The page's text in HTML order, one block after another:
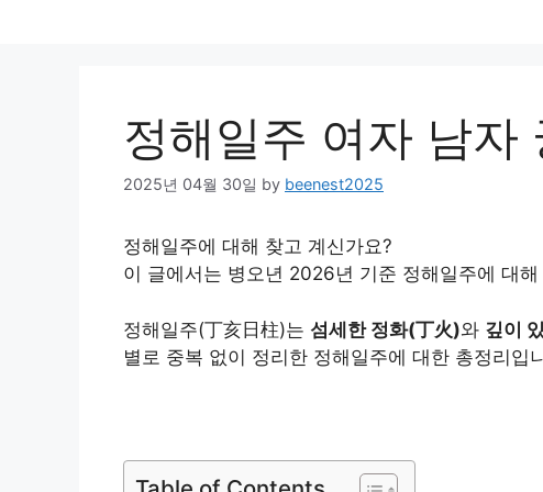
정해일주 여자 남
2025년 04월 30일 by beenest2025
정해일주에 대해 찾고 계신가요?
이 글에서는 병오년 2026년 기준 정해일주에 대
정해일주(丁亥日柱)는 섬세한 정화(丁火)와 깊이
별로 중복 없이 정리한 정해일주에 대한 총정리입